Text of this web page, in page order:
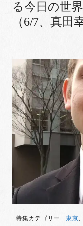
る今日の世
（6/7、真田
[ 特集カテゴリー ] 東京,